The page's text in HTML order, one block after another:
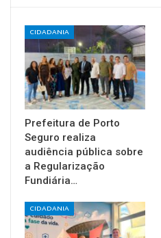
CIDADANIA
Prefeitura de Porto
Seguro realiza
audiência pública sobre
a Regularização
Fundiária…
CIDADANIA